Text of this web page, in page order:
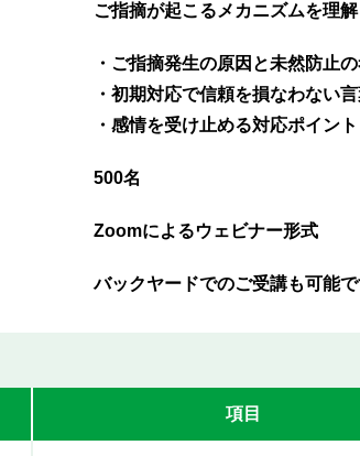
ご指摘が起こるメカニズムを理
・ご指摘発生の原因と未然防止
・初期対応で信頼を損なわない
・感情を受け止める対応ポイント
500名
Zoomによるウェビナー形式
バックヤードでのご受講も可能
項目